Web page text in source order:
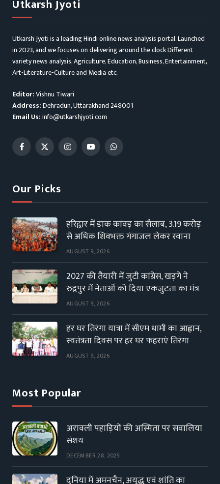
Utkarsh Jyoti
Utkarsh Jyoti is a leading Hindi online news analysis portal. Launched
in 2023, and we focuses on delivering around the clock Different
variety news analysis, Agriculture, Education, Business, Entertainment,
Art-Literature-Culture and Media etc.
Editor:Vishnu Tiwari
Address:Dehradun, Uttarakhand 248001
Email Us:info@utkarshjyoti.com
Facebook
X
InstagramYouTubeWhatsApp
Our Picks
हरिद्वार में डाक कांवड़ का सैलाब, 3.19 करोड़
से अधिक शिवभक्त गंगाजल लेकर रवाना
AUGUST 9, 2026
2027 की तैयारी में जुटी कांग्रेस, खड़गे ने
रुद्रपुर में नेताओं को दिया एकजुटता का मंत्र
AUGUST 9, 2026
हर घर तिरंगा यात्रा में सीएम धामी का आह्वान,
स्वतंत्रता दिवस पर हर घर फहराएं तिरंगा
AUGUST 9, 2026
Most Popular
अरावली पहाड़ियों की अस्मिता पर सवालिया
संशय
DECEMBER 28, 2025
दुनिया में अमनचैन, अयुद्ध एवं शांति का